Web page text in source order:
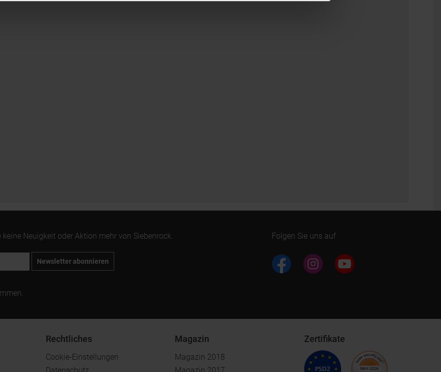
Neuigkeit oder Aktion mehr von Siebenrock.
Newsletter abonnieren
Folgen Sie uns auf
Rechtliches
Cookie-Einstellungen
Magazin
Magazin 2018
Zertifikate